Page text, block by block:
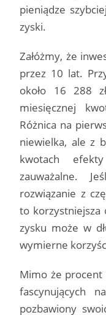
pieniądze
zyski.
Załóżmy, że
przez 10 lat.
około 16 288
miesięcznej
Różnica na
niewielka, ale z
kwotach
zauważalne.
rozwiązanie z
to korzystniejsza
zysku może w
wymierne
Mimo że procent
fascynujących
pozbawiony